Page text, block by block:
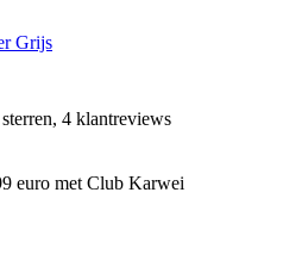
Grijs
4 klantreviews
euro met Club Karwei